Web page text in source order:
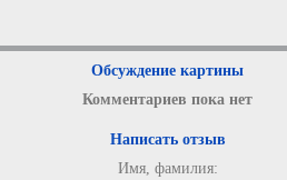
Обсуждение картины
Комментариев пока нет
Написать отзыв
Имя, фамилия: